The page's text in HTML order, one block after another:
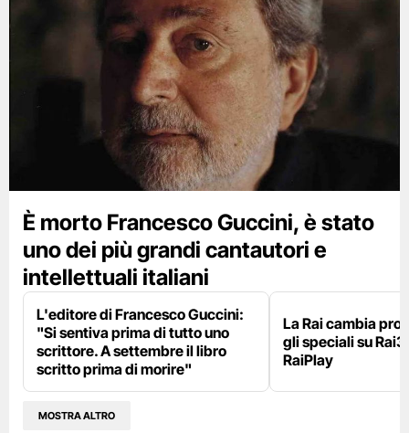
È morto Francesco Guccini, è stato
uno dei più grandi cantautori e
intellettuali italiani
L'editore di Francesco Guccini:
"Si sentiva prima di tutto uno
scrittore. A settembre il libro
scritto prima di morire"
La Rai cambia
gli speciali su
RaiPlay
MOSTRA ALTRO